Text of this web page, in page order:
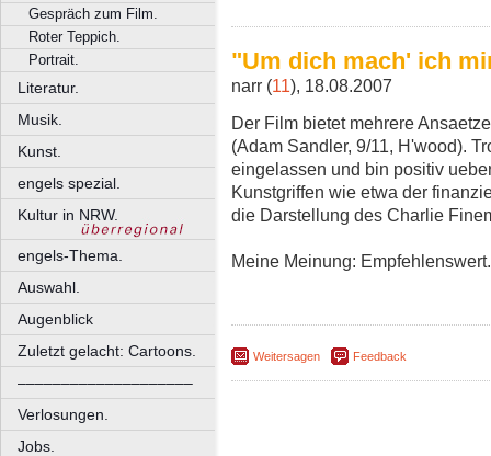
Gespräch zum Film.
Roter Teppich.
Portrait.
Literatur.
Musik.
Kunst.
engels spezial.
Kultur in NRW.
engels-Thema.
Auswahl.
Augenblick
Zuletzt gelacht: Cartoons.
––––––––––––––––––––
Verlosungen.
Jobs.
"Um dich mach' ich
narr (11), 18.08.2007
Der Film bietet mehrere
(Adam Sandler, 9/11, H'wood).
eingelassen und bin positiv
Kunstgriffen wie etwa der
die Darstellung des Charlie
Meine Meinung: Empfehlenswert.
Weitersagen Feedback